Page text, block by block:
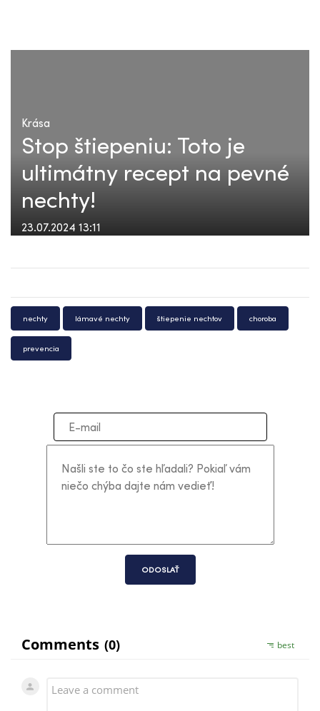
Krása
Stop štiepeniu: Toto je
ultimátny recept na pevné
nechty!
23.07.2024 13:11
nechty lámavé nechty štiepenie nechtov choroba
prevencia
ODOSLAŤ